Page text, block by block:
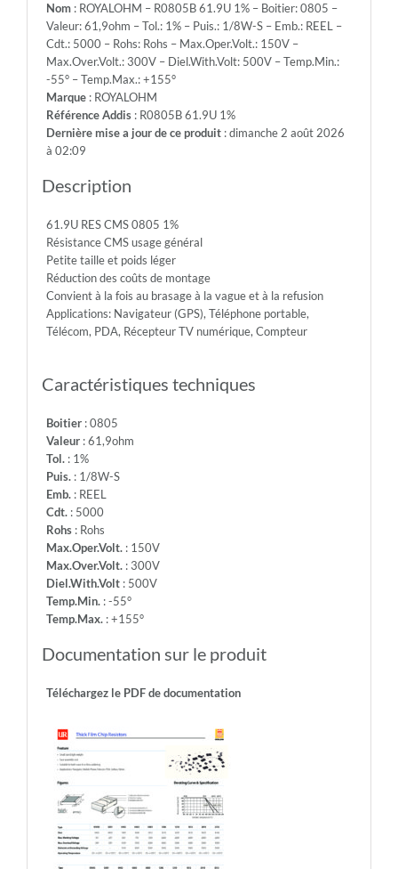
Rohs:
Rohs
-
Max.Oper.Volt.:
150V
-
Max.Over.Volt.:
300V
Temp.Min.:
-55°
-
Temp.Max.:
+155°
Nom: ROYALOHM – R0805B 61.9U 1% – Boitier: 0805 –
Valeur: 61,9ohm – Tol.: 1% – Puis.: 1/8W-S – Emb.: REEL –
Cdt.: 5000 – Rohs: Rohs – Max.Oper.Volt.: 150V –
Max.Over.Volt.: 300V – Diel.With.Volt: 500V – Temp.Min.:
-55° – Temp.Max.: +155°
Marque: ROYALOHM
Référence Addis: R0805B 61.9U 1%
Dernière mise a jour de ce produit: dimanche 2 août 2026
à 02:09
Description
61.9U RES CMS 0805 1%
Résistance CMS usage général
Petite taille et poids léger
Réduction des coûts de montage
Convient à la fois au brasage à la vague et à la refusion
Applications: Navigateur (GPS), Téléphone portable,
Télécom, PDA, Récepteur TV numérique, Compteur
Caractéristiques techniques
Boitier: 0805
Valeur: 61,9ohm
Tol.: 1%
Puis.: 1/8W-S
Emb.: REEL
Cdt.: 5000
Rohs: Rohs
Max.Oper.Volt.: 150V
Max.Over.Volt.: 300V
Diel.With.Volt: 500V
Temp.Min.: -55°
Temp.Max.: +155°
Documentation sur le produit
Téléchargez le PDF de documentation